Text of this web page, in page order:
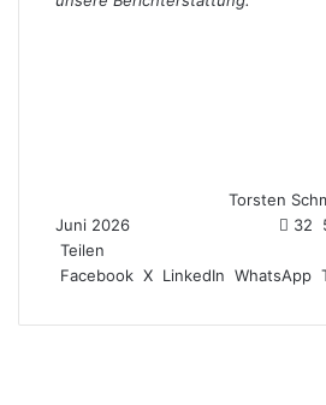
Torsten
Juni 2026
32
Teilen
Facebook X LinkedIn WhatsApp